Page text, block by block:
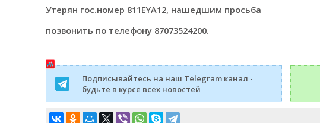
Утерян гос.номер 811EYA12, нашедшим просьба
позвонить по телефону 87073524200.
Подписывайтесь на наш Telegram канал -
будьте в курсе всех новостей